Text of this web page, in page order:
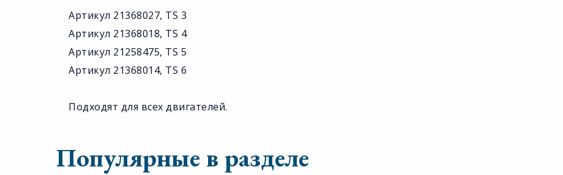
Артикул 21368027, TS 3
Артикул 21368018, TS 4
Артикул 21258475, TS 5
Артикул 21368014, TS 6
Подходят для всех двигателей.
Популярные в разделе